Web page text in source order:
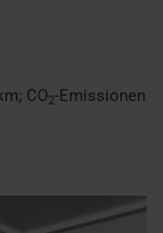
; CO2-Emissionen